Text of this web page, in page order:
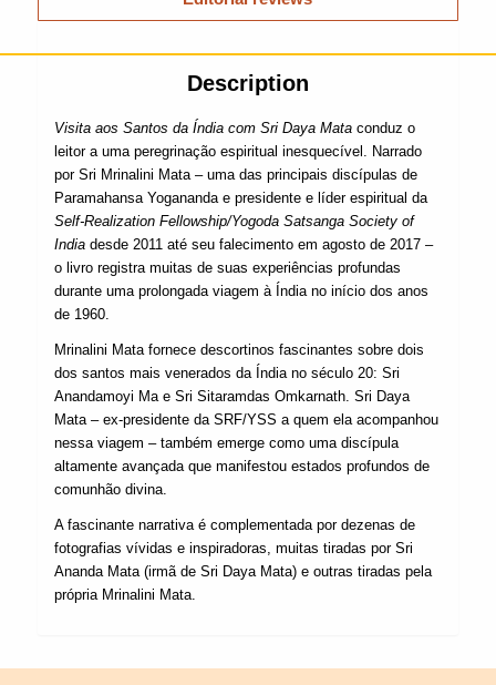
Description
Visita aos Santos da Índia com Sri Daya Mataconduz o
leitor a uma peregrinação espiritual inesquecível. Narrado
por Sri Mrinalini Mata – uma das principais discípulas de
Paramahansa Yogananda e presidente e líder espiritual da
Self-Realization Fellowship/Yogoda Satsanga Society of
Indiadesde 2011 até seu falecimento em agosto de 2017 –
o livro registra muitas de suas experiências profundas
durante uma prolongada viagem à Índia no início dos anos
de 1960.
Mrinalini Mata fornece descortinos fascinantes sobre dois
dos santos mais venerados da Índia no século 20: Sri
Anandamoyi Ma e Sri Sitaramdas Omkarnath. Sri Daya
Mata – ex-presidente da SRF/YSS a quem ela acompanhou
nessa viagem – também emerge como uma discípula
altamente avançada que manifestou estados profundos de
comunhão divina.
A fascinante narrativa é complementada por dezenas de
fotografias vívidas e inspiradoras, muitas tiradas por Sri
Ananda Mata (irmã de Sri Daya Mata) e outras tiradas pela
própria Mrinalini Mata.